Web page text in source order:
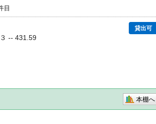
目
貸出可
-- 431.59
本棚へ